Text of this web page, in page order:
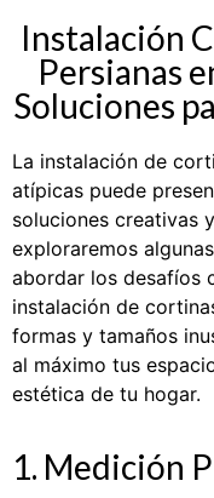
Instalación
Persianas
Soluciones
La instalación de
atípicas puede
soluciones creativas
exploraremos
abordar los desafíos
instalación de
formas y tamaños
al máximo tus
estética de tu hogar.
1. Medición